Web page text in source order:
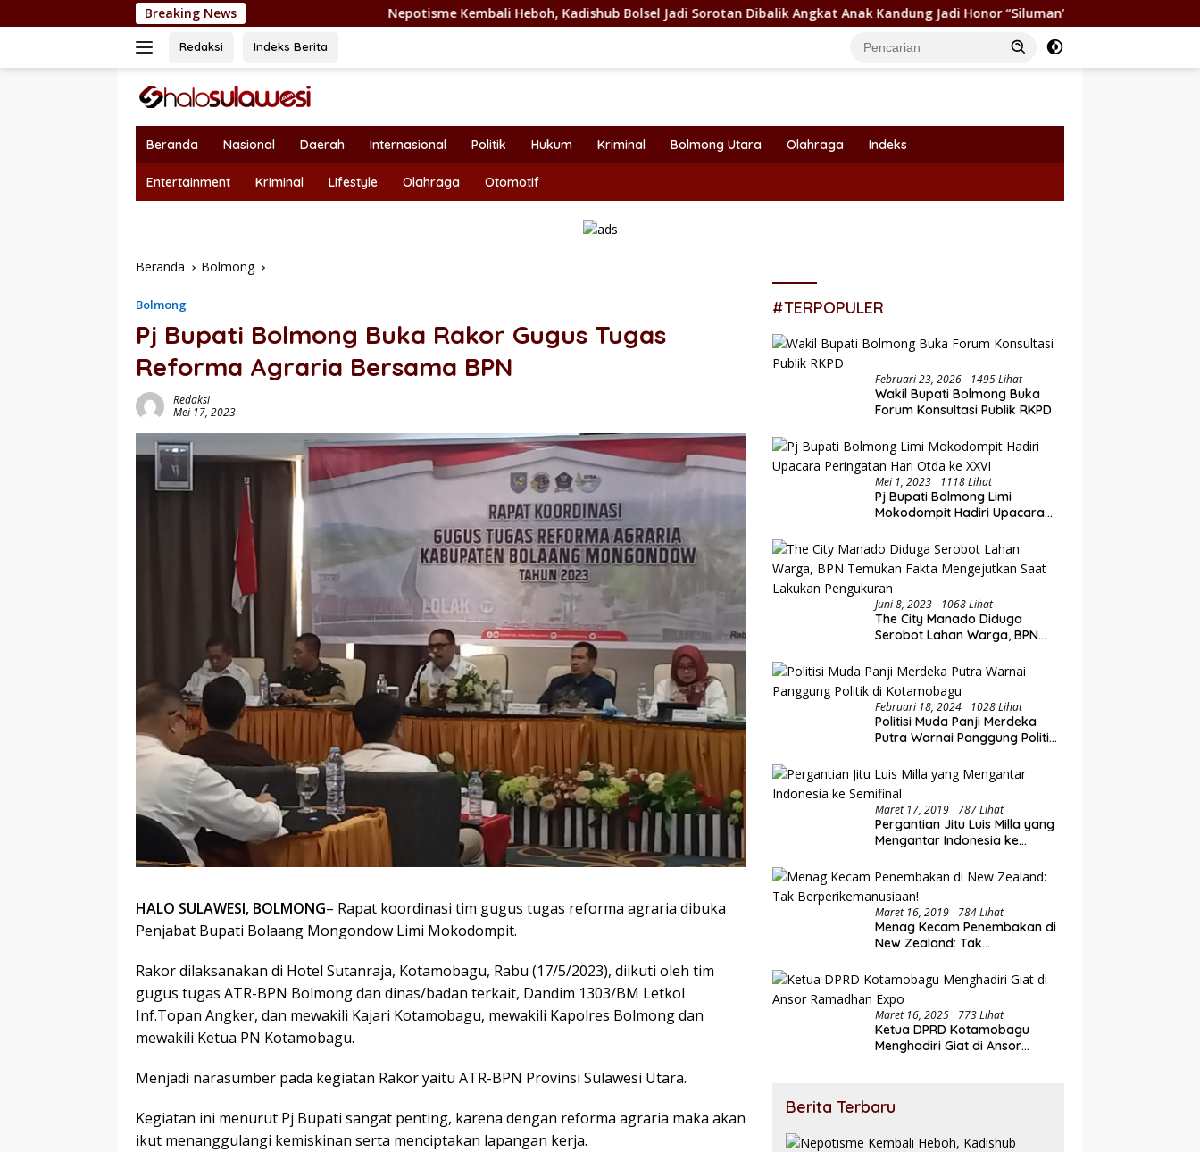
ke
Breaking News Nepotisme Kembali Heboh, Kadishub Bolsel Jadi Sorotan Dibalik Angkat Anak Kandung Jadi Honor “Siluman” Wabup Dony Lumenta Pimpin
Redaksi Indeks Berita
Beranda Nasional Daerah Internasional Politik Hukum Kriminal Bolmong Utara Olahraga Indeks
Entertainment Kriminal Lifestyle Olahraga Otomotif
Beranda Bolmong
Bolmong
Pj Bupati Bolmong Buka Rakor Gugus Tugas
Reforma Agraria Bersama BPN
Redaksi
Mei 17, 2023
HALO SULAWESI, BOLMONG– Rapat koordinasi tim gugus tugas reforma agraria dibuka
Penjabat Bupati Bolaang Mongondow Limi Mokodompit.
Rakor dilaksanakan di Hotel Sutanraja, Kotamobagu, Rabu (17/5/2023), diikuti oleh tim
gugus tugas ATR-BPN Bolmong dan dinas/badan terkait, Dandim 1303/BM Letkol
Inf.Topan Angker, dan mewakili Kajari Kotamobagu, mewakili Kapolres Bolmong dan
mewakili Ketua PN Kotamobagu.
Menjadi narasumber pada kegiatan Rakor yaitu ATR-BPN Provinsi Sulawesi Utara.
Kegiatan ini menurut Pj Bupati sangat penting, karena dengan reforma agraria maka akan
ikut menanggulangi kemiskinan serta menciptakan lapangan kerja.
#TERPOPULER
Februari 23, 2026 1495 Lihat
Wakil Bupati Bolmong Buka
Forum Konsultasi Publik RKPD
Mei 1, 2023 1118 Lihat
Pj Bupati Bolmong Limi
Mokodompit Hadiri Upacara
Juni 8, 2023 1068 Lihat
The City Manado Diduga
Serobot Lahan Warga, BPN
Saat Lakukan Pengukuran
Februari 18, 2024 1028 Lihat
Politisi Muda Panji Merdeka
Putra Warnai Panggung Politik
Maret 17, 2019 787 Lihat
Pergantian Jitu Luis Milla yang
Mengantar Indonesia ke
Maret 16, 2019 784 Lihat
Menag Kecam Penembakan di
New Zealand: Tak
Maret 16, 2025 773 Lihat
Ketua DPRD Kotamobagu
Menghadiri Giat di Ansor
Berita Terbaru